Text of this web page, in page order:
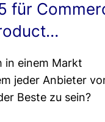
für
in einem Markt
jeder Anbieter
Beste zu sein?